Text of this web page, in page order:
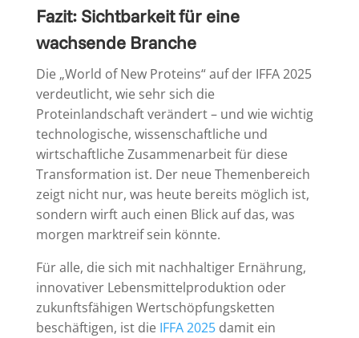
Fazit: Sichtbarkeit für eine
wachsende Branche
Die „World of New Proteins“ auf der IFFA 2025
verdeutlicht, wie sehr sich die
Proteinlandschaft verändert – und wie wichtig
technologische, wissenschaftliche und
wirtschaftliche Zusammenarbeit für diese
Transformation ist. Der neue Themenbereich
zeigt nicht nur, was heute bereits möglich ist,
sondern wirft auch einen Blick auf das, was
morgen marktreif sein könnte.
Für alle, die sich mit nachhaltiger Ernährung,
innovativer Lebensmittelproduktion oder
zukunftsfähigen Wertschöpfungsketten
beschäftigen, ist die IFFA 2025damit ein